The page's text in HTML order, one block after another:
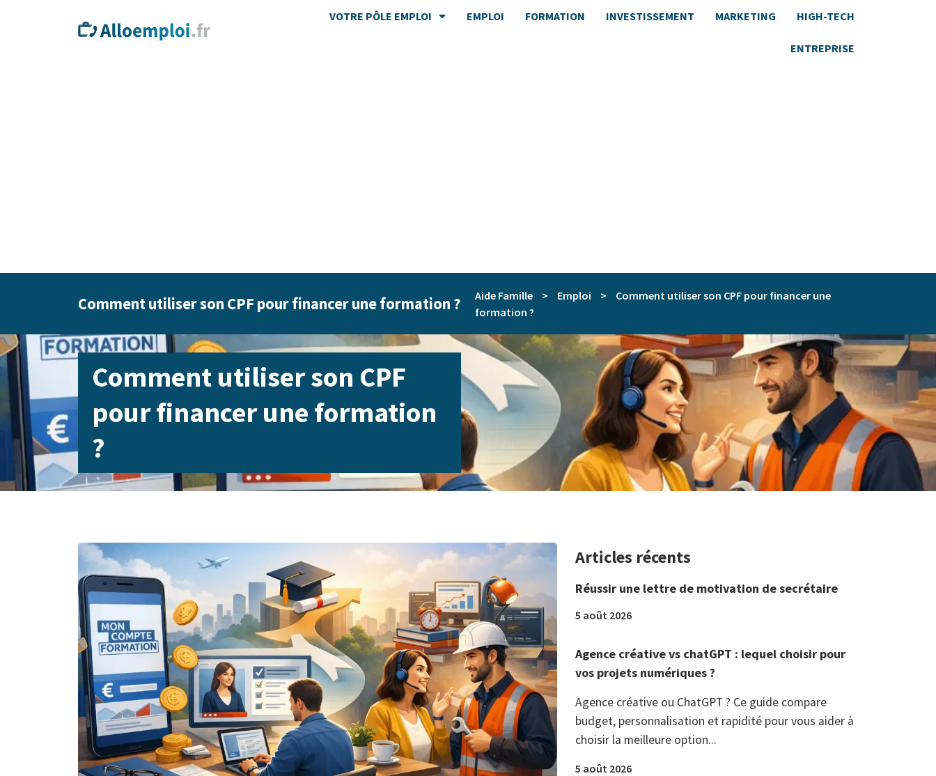
VOTRE PÔLE EMPLOI EMPLOI FORMATION INVESTISSEMENT MARKETING HIGH-TECH
ENTREPRISE
Comment utiliser son CPF pour financer une formation ? Aide Famille > Emploi >
Comment utiliser son CPF pour financer une
formation ?
Comment utiliser son CPF
pour financer une formation
?
Articles récents
Réussir une lettre de motivation de secrétaire
5 août 2026
Agence créative vs chatGPT : lequel choisir pour
vos projets numériques ?
Agence créative ou ChatGPT ? Ce guide compare
budget, personnalisation et rapidité pour vous aider à
choisir la meilleure option...
5 août 2026